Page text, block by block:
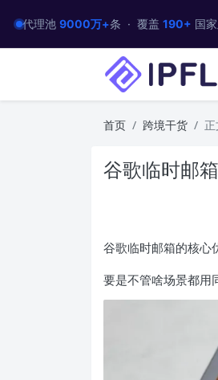
代理池 9000万+条 · 覆盖 190+ 国
首页 跨境干货
谷歌临时邮
谷歌临时邮箱的核心
要是不管啥场景都用